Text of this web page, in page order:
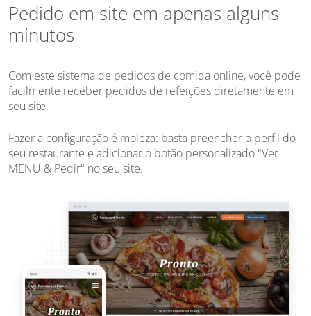
Pedido em site em apenas alguns
minutos
Com este sistema de pedidos de comida online, você pode
facilmente receber pedidos de refeições diretamente em
seu site.
Fazer a configuração é moleza: basta preencher o perfil do
seu restaurante e adicionar o botão personalizado "Ver
MENU & Pedir" no seu site.